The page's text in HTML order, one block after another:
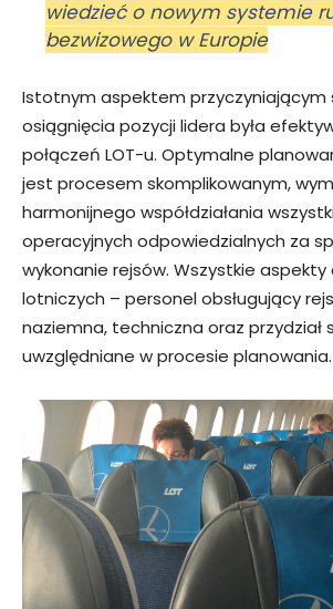
wiedzieć o nowym systemie
bezwizowego w Europie
Istotnym aspektem przyczyniającym
osiągnięcia pozycji lidera była
połączeń LOT-u. Optymalne
jest procesem skomplikowanym,
harmonijnego współdziałania
operacyjnych odpowiedzialnych za
wykonanie rejsów. Wszystkie aspekty
lotniczych – personel obsługujący
naziemna, techniczna oraz przydział
uwzględniane w procesie planowania.